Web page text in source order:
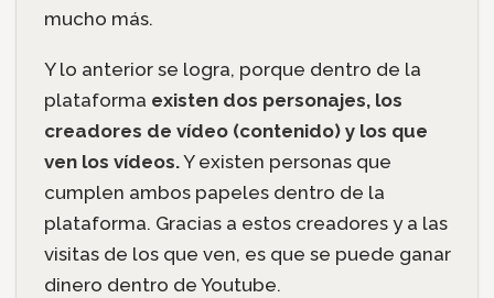
mucho más.
Y lo anterior se logra, porque dentro de la
plataforma existen dos personajes, los
creadores de vídeo (contenido) y los que
ven los vídeos.Y existen personas que
cumplen ambos papeles dentro de la
plataforma. Gracias a estos creadores y a las
visitas de los que ven, es que se puede ganar
dinero dentro de Youtube.